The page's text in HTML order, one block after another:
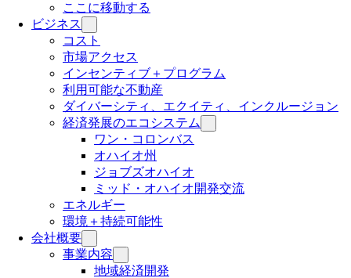
ここに移動する
ビジネス
コスト
市場アクセス
インセンティブ＋プログラム
利用可能な不動産
ダイバーシティ、エクイティ、インクルージョン
経済発展のエコシステム
ワン・コロンバス
オハイオ州
ジョブズオハイオ
ミッド・オハイオ開発交流
エネルギー
環境＋持続可能性
会社概要
事業内容
地域経済開発